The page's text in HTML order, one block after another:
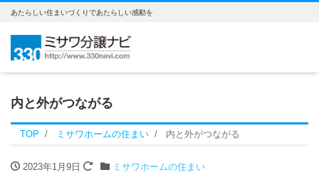
あたらしい住まいづくりであたらしい感動を
内と外がつながる
TOP ミサワホームの住まい 内と外がつながる
2023年1月9日 ミサワホームの住まい